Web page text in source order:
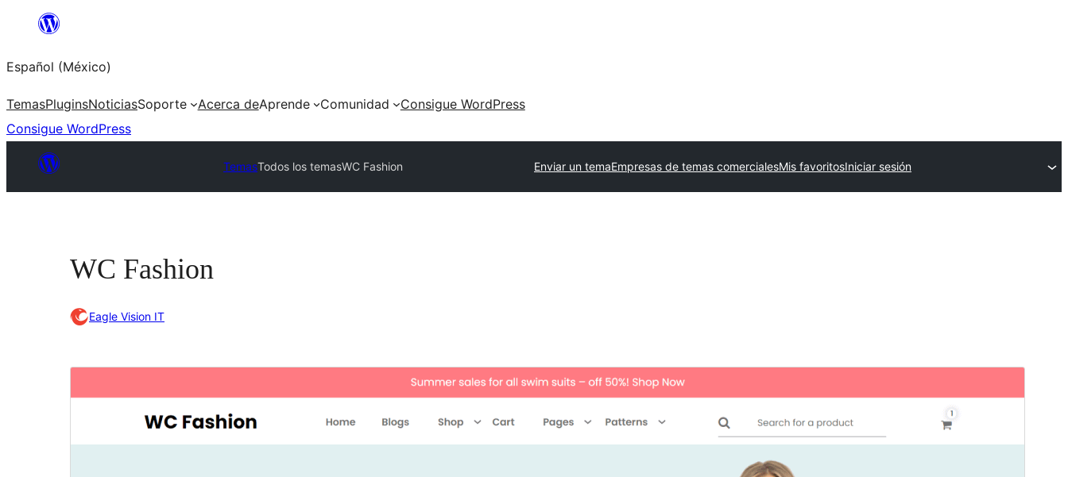
Saltar
contenido
Español (México)
TemasPluginsNoticiasSoporte Acerca deAprende Comunidad
Consigue WordPress
Consigue WordPress
TemasTodos los temasWC Fashion Enviar un temaEmpresas de temas comercialesMis favoritosIniciar sesión
WC Fashion
Eagle Vision IT
Última actualización
13 noviembre, 2024
Instalaciones activas
80+
Versión de PHP